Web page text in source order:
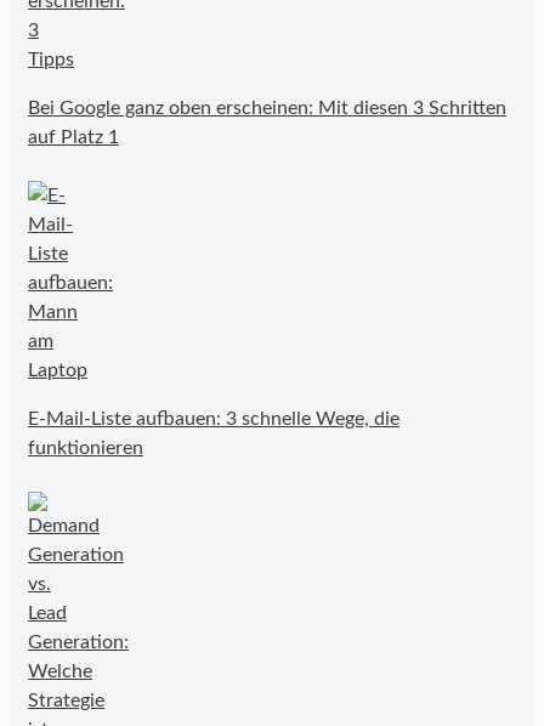
Bei Google ganz oben erscheinen: Mit diesen 3 Schritten
auf Platz 1
E-Mail-Liste aufbauen: 3 schnelle Wege, die
funktionieren